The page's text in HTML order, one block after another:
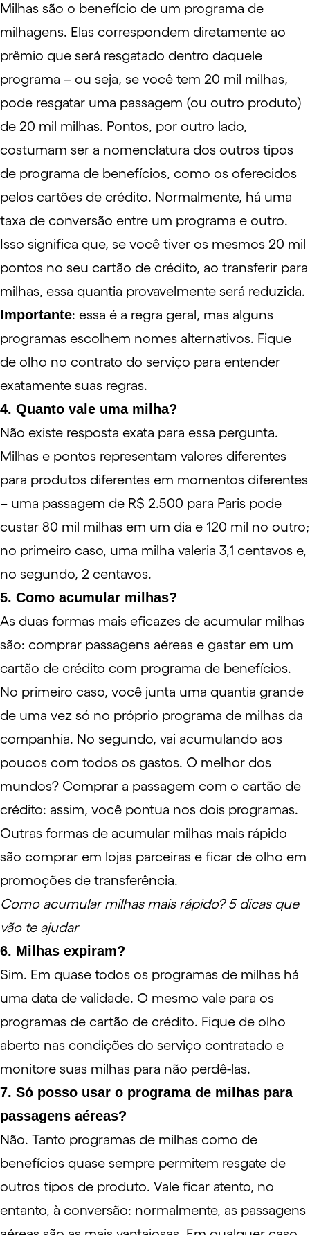
Milhas são o benefício de um programa de
milhagens. Elas correspondem diretamente ao
prêmio que será resgatado dentro daquele
programa – ou seja, se você tem 20 mil milhas,
pode resgatar uma passagem (ou outro produto)
de 20 mil milhas. Pontos, por outro lado,
costumam ser a nomenclatura dos outros tipos
de programa de benefícios, como os oferecidos
pelos cartões de crédito. Normalmente, há uma
taxa de conversão entre um programa e outro.
Isso significa que, se você tiver os mesmos 20 mil
pontos no seu cartão de crédito, ao transferir para
milhas, essa quantia provavelmente será reduzida.
Importante: essa é a regra geral, mas alguns
programas escolhem nomes alternativos. Fique
de olho no contrato do serviço para entender
exatamente suas regras.
4. Quanto vale uma milha?
Não existe resposta exata para essa pergunta.
Milhas e pontos representam valores diferentes
para produtos diferentes em momentos diferentes
– uma passagem de R$ 2.500 para Paris pode
custar 80 mil milhas em um dia e 120 mil no outro;
no primeiro caso, uma milha valeria 3,1 centavos e,
no segundo, 2 centavos.
5. Como acumular milhas?
As duas formas mais eficazes de acumular milhas
são: comprar passagens aéreas e gastar em um
cartão de crédito com programa de benefícios.
No primeiro caso, você junta uma quantia grande
de uma vez só no próprio programa de milhas da
companhia. No segundo, vai acumulando aos
poucos com todos os gastos. O melhor dos
mundos? Comprar a passagem com o cartão de
crédito: assim, você pontua nos dois programas.
Outras formas de acumular milhas mais rápido
são comprar em lojas parceiras e ficar de olho em
promoções de transferência.
Como acumular milhas mais rápido? 5 dicas que
vão te ajudar
6. Milhas expiram?
Sim. Em quase todos os programas de milhas há
uma data de validade. O mesmo vale para os
programas de cartão de crédito. Fique de olho
aberto nas condições do serviço contratado e
monitore suas milhas para não perdê-las.
7. Só posso usar o programa de milhas para
passagens aéreas?
Não. Tanto programas de milhas como de
benefícios quase sempre permitem resgate de
outros tipos de produto. Vale ficar atento, no
entanto, à conversão: normalmente, as passagens